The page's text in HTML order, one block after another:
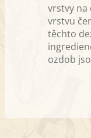
vrstvy na
vrstvu
těchto
ozdob